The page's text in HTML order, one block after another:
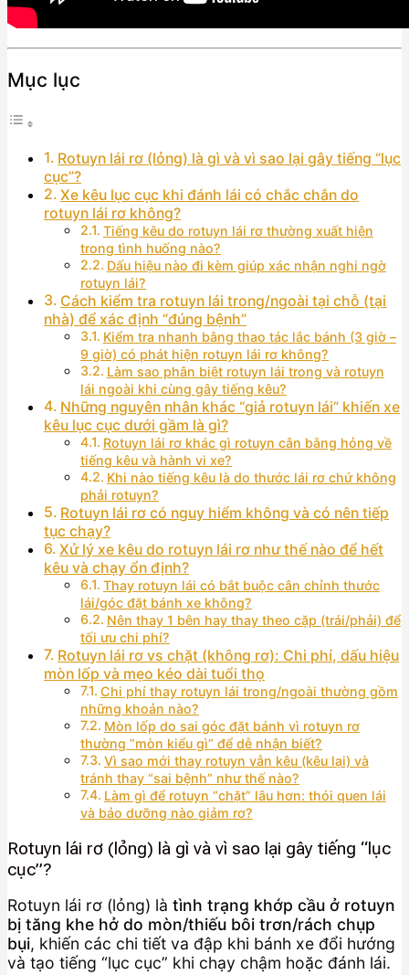
Mục lục
Rotuyn lái rơ (lỏng) là gì và vì sao lại gây tiếng “lục
cục”?
Xe kêu lục cục khi đánh lái có chắc chắn do
rotuyn lái rơ không?
Tiếng kêu do rotuyn lái rơ thường xuất hiện
trong tình huống nào?
Dấu hiệu nào đi kèm giúp xác nhận nghi ngờ
rotuyn lái?
Cách kiểm tra rotuyn lái trong/ngoài tại chỗ (tại
nhà) để xác định “đúng bệnh”
Kiểm tra nhanh bằng thao tác lắc bánh (3 giờ –
9 giờ) có phát hiện rotuyn lái rơ không?
Làm sao phân biệt rotuyn lái trong và rotuyn
lái ngoài khi cùng gây tiếng kêu?
Những nguyên nhân khác “giả rotuyn lái” khiến xe
kêu lục cục dưới gầm là gì?
Rotuyn lái rơ khác gì rotuyn cân bằng hỏng về
tiếng kêu và hành vi xe?
Khi nào tiếng kêu là do thước lái rơ chứ không
phải rotuyn?
Rotuyn lái rơ có nguy hiểm không và có nên tiếp
tục chạy?
Xử lý xe kêu do rotuyn lái rơ như thế nào để hết
kêu và chạy ổn định?
Thay rotuyn lái có bắt buộc cân chỉnh thước
lái/góc đặt bánh xe không?
Nên thay 1 bên hay thay theo cặp (trái/phải) để
tối ưu chi phí?
Rotuyn lái rơ vs chặt (không rơ): Chi phí, dấu hiệu
mòn lốp và mẹo kéo dài tuổi thọ
Chi phí thay rotuyn lái trong/ngoài thường gồm
những khoản nào?
Mòn lốp do sai góc đặt bánh vì rotuyn rơ
thường “mòn kiểu gì” để dễ nhận biết?
Vì sao mới thay rotuyn vẫn kêu (kêu lại) và
tránh thay “sai bệnh” như thế nào?
Làm gì để rotuyn “chặt” lâu hơn: thói quen lái
và bảo dưỡng nào giảm rơ?
Rotuyn lái rơ (lỏng) là gì và vì sao lại gây tiếng “lục
cục”?
Rotuyn lái rơ (lỏng) là tình trạng khớp cầu ở rotuyn
bị tăng khe hở do mòn/thiếu bôi trơn/rách chụp
bụi, khiến các chi tiết va đập khi bánh xe đổi hướng
và tạo tiếng “lục cục” khi chạy chậm hoặc đánh lái.